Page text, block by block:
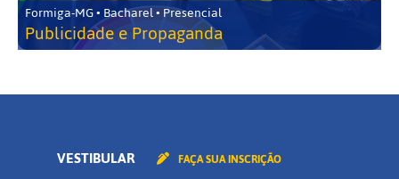
Formiga-MG • Bacharel • Presencial
Publicidade e Propaganda
VESTIBULAR FAÇA SUA INSCRIÇÃO